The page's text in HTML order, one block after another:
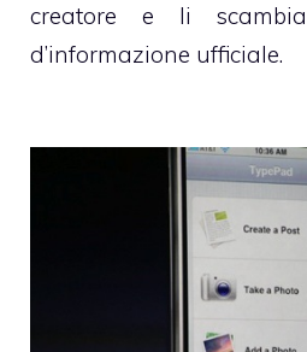
creatore e li
d’informazione ufficiale.